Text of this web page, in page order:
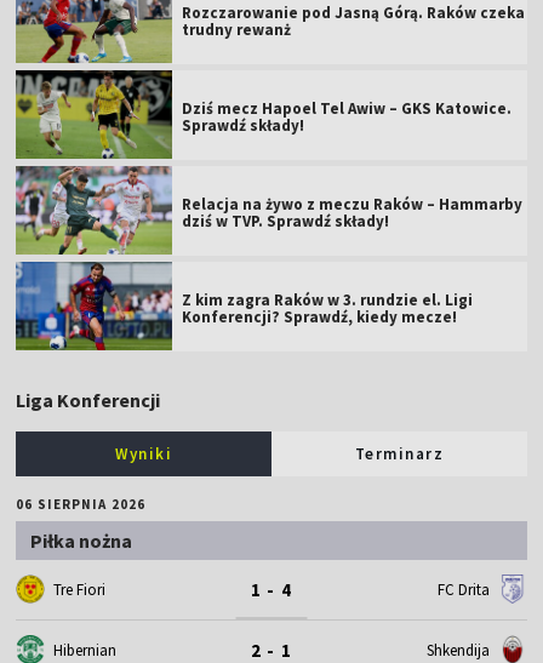
Rozczarowanie pod Jasną Górą. Raków czeka
trudny rewanż
Dziś mecz Hapoel Tel Awiw – GKS Katowice.
Sprawdź składy!
Relacja na żywo z meczu Raków – Hammarby
dziś w TVP. Sprawdź składy!
Z kim zagra Raków w 3. rundzie el. Ligi
Konferencji? Sprawdź, kiedy mecze!
Liga Konferencji
Wyniki Terminarz
06 SIERPNIA 2026
Piłka nożna
Tre Fiori 1 - 4 FC Drita
Hibernian 2 - 1 Shkendija